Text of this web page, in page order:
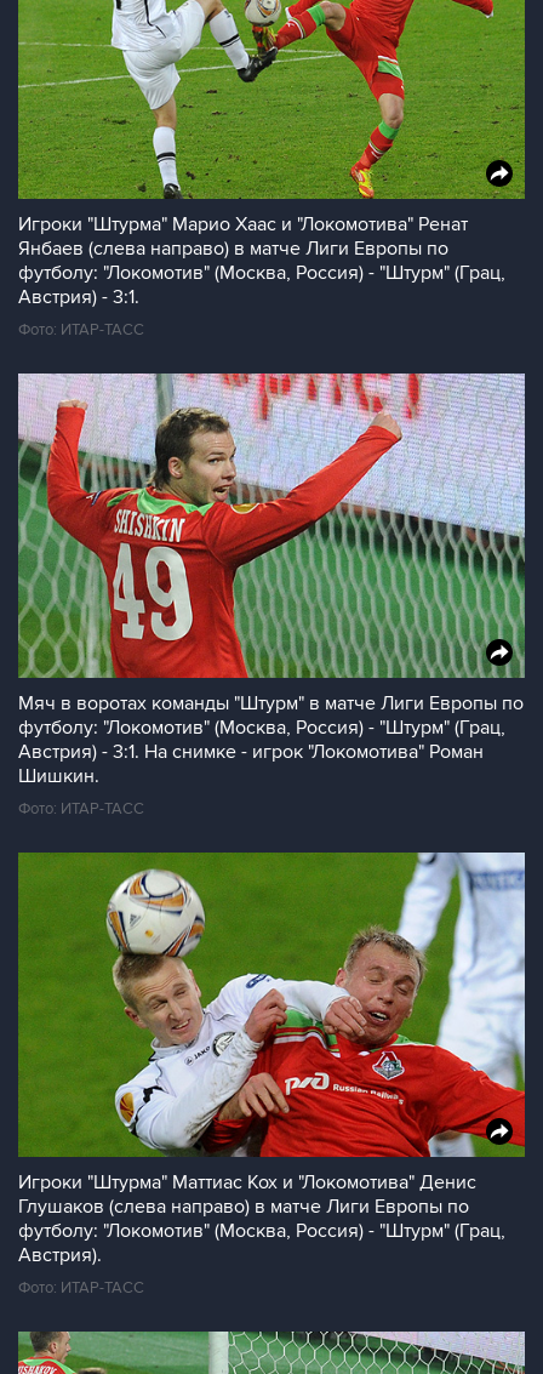
Игроки "Штурма" Марио Хаас и "Локомотива" Ренат
Янбаев (слева направо) в матче Лиги Европы по
футболу: "Локомотив" (Москва, Россия) - "Штурм" (Грац,
Австрия) - 3:1.
Фото: ИТАР-ТАСС
Мяч в воротах команды "Штурм" в матче Лиги Европы по
футболу: "Локомотив" (Москва, Россия) - "Штурм" (Грац,
Австрия) - 3:1. На снимке - игрок "Локомотива" Роман
Шишкин.
Фото: ИТАР-ТАСС
Игроки "Штурма" Маттиас Кох и "Локомотива" Денис
Глушаков (слева направо) в матче Лиги Европы по
футболу: "Локомотив" (Москва, Россия) - "Штурм" (Грац,
Австрия).
Фото: ИТАР-ТАСС